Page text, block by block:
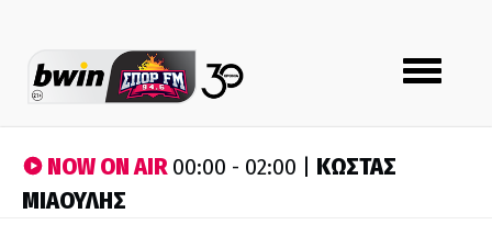
Toggle
navigation
NOW ON AIR00:00 - 02:00 | ΚΩΣΤΑΣ
ΜΙΑΟΥΛΗΣ